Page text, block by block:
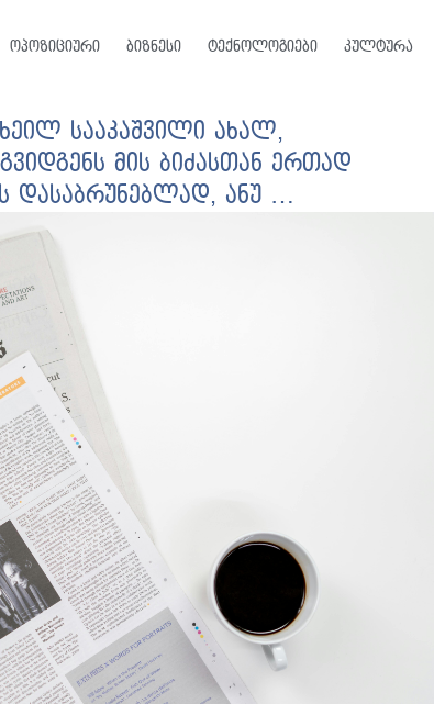
ოპოზიციური ბიზნესი ტექნოლოგიები კულტურა
სააკაშვილი ახალ,
მის ბიძასთან ერთად
დასაბრუნებლად, ანუ …